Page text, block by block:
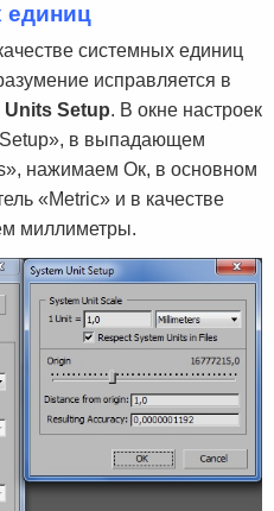
единиц
системных единиц
исправляется в
Setup. В окне настроек
в выпадающем
нажимаем Ок, в основном
«Metric» и в качестве
миллиметры.